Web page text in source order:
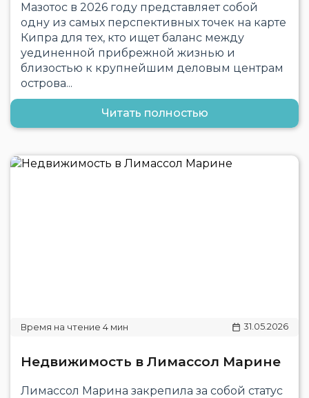
Мазотос в 2026 году представляет собой
одну из самых перспективных точек на карте
Кипра для тех, кто ищет баланс между
уединенной прибрежной жизнью и
близостью к крупнейшим деловым центрам
острова...
Читать полностью
31.05.2026
Недвижимость в Лимассол Марине
Лимассол Марина закрепила за собой статус